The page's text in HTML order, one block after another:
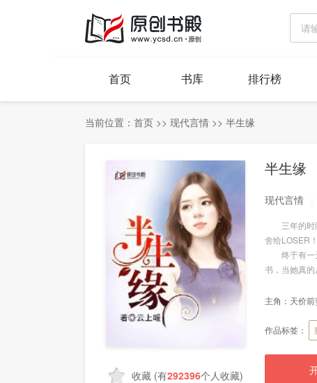
首页 书库 排行榜
当前位置： 首页 >> 现代言情 >> 半生缘
收藏 (有292396个人收藏)
半生缘
现代言情
三年的时间
舍给LOSER
终于有一天
书，当她真的
主角： 天价
作品标签：